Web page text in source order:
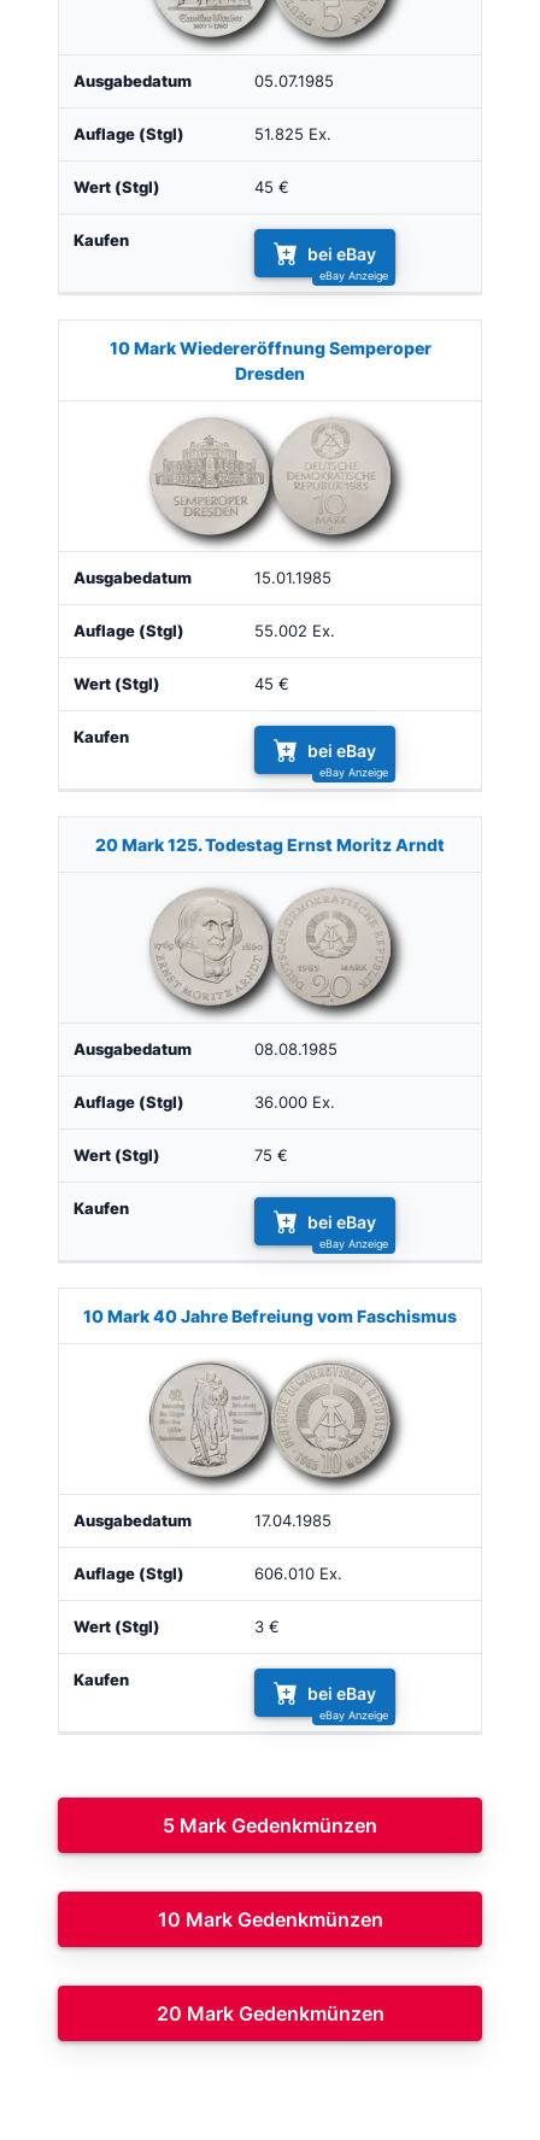
05.07.1985
51.825 Ex.
45 €
bei eBay
10 Mark Wiedereröffnung Semperoper
Dresden
15.01.1985
55.002 Ex.
45 €
bei eBay
20 Mark 125. Todestag Ernst Moritz Arndt
08.08.1985
36.000 Ex.
75 €
bei eBay
10 Mark 40 Jahre Befreiung vom Faschismus
17.04.1985
606.010 Ex.
3 €
bei eBay
5 Mark Gedenkmünzen
10 Mark Gedenkmünzen
20 Mark Gedenkmünzen